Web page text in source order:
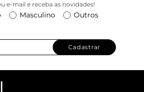
e-mail e receba as novidades!
Masculino Outros
Cadastrar